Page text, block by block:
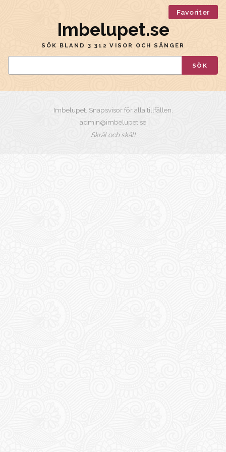
Favoriter
Imbelupet.se
SÖK BLAND 3 312 VISOR OCH SÅNGER
SÖK
Imbelupet. Snapsvisor för alla tillfällen.
admin@imbelupet.se
Skrål och skål!